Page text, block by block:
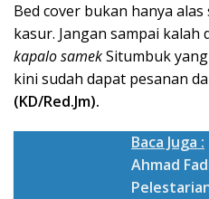
Bed cover bukan hanya
kasur. Jangan sampai
kapalo samekSitumbuk
kini sudah dapat pesanan
(KD/Red.Jm).
Baca Juga :
Ahmad